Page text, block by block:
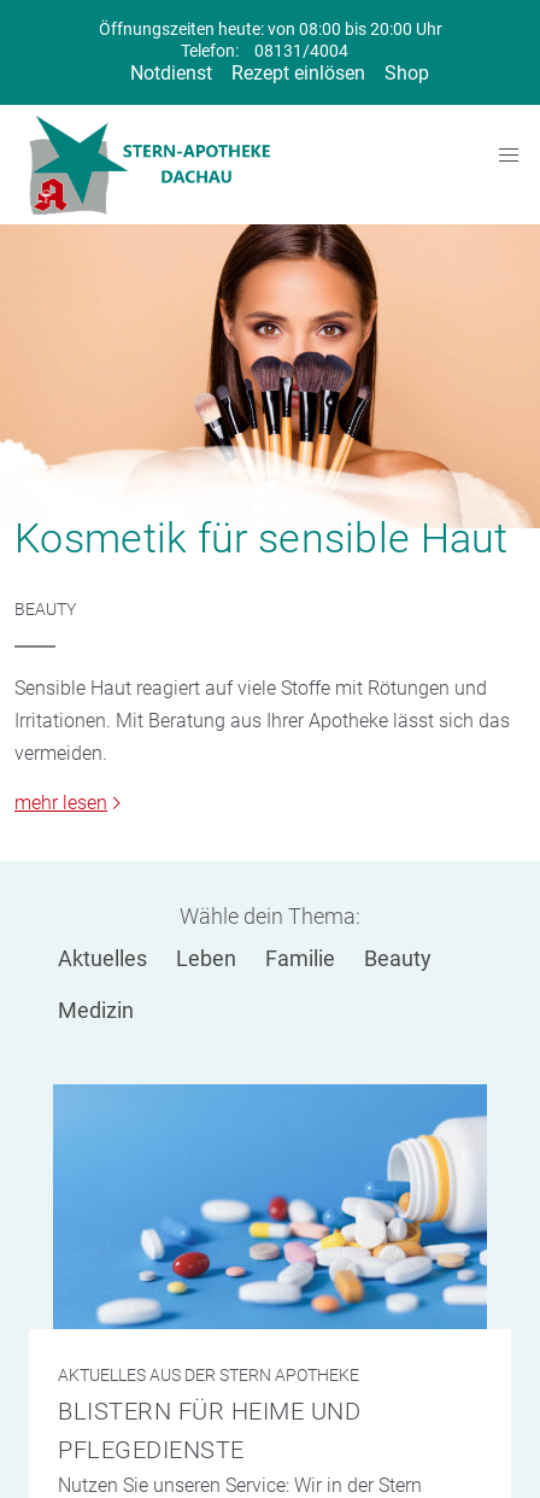
Öffnungszeiten heute: von 08:00 bis 20:00 Uhr
Telefon:
08131/4004
Notdienst Rezept einlösen Shop
Kosmetik für sensible Haut
BEAUTY
Sensible Haut reagiert auf viele Stoffe mit Rötungen und
Irritationen. Mit Beratung aus Ihrer Apotheke lässt sich das
vermeiden.
mehr lesen
Wähle dein Thema:
Aktuelles
Leben Familie Beauty
Medizin
AKTUELLES AUS DER STERN APOTHEKE
BLISTERN FÜR HEIME UND
PFLEGEDIENSTE
Nutzen Sie unseren Service: Wir in der Stern